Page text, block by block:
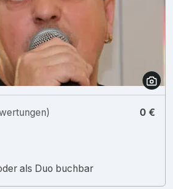
0 €
als Duo buchbar